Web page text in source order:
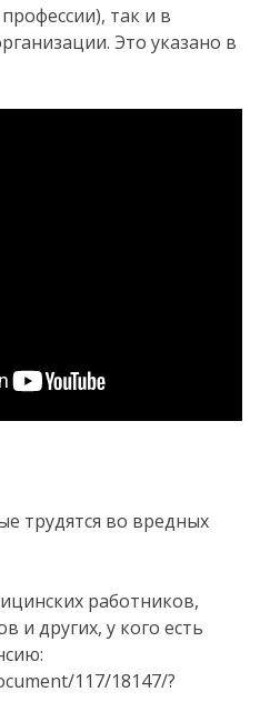
так и в
Это указано в
трудятся во вредных
работников,
и других, у кого есть
117/18147/?